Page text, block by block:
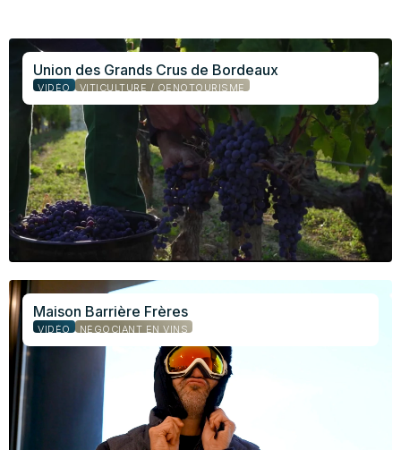
Union des Grands Crus de Bordeaux
VIDÉO VITICULTURE / OENOTOURISME
Maison Barrière Frères
VIDÉO NÉGOCIANT EN VINS